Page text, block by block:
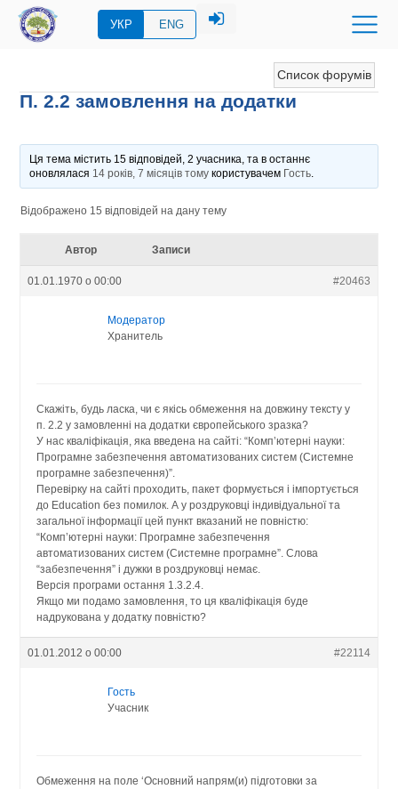
УКР ENG
Список форумів
П. 2.2 замовлення на додатки
Ця тема містить 15 відповідей, 2 учасника, та в останнє
оновлялася 14 років, 7 місяців томукористувачем Гость.
Відображено 15 відповідей на дану тему
Автор Записи
01.01.1970 о 00:00 #20463
Модератор
Хранитель
Скажіть, будь ласка, чи є якісь обмеження на довжину тексту у
п. 2.2 у замовленні на додатки європейського зразка?
У нас кваліфікація, яка введена на сайті: “Комп’ютерні науки:
Програмне забезпечення автоматизованих систем (Системне
програмне забезпечення)”.
Перевірку на сайті проходить, пакет формується і імпортується
до Education без помилок. А у роздруковці індивідуальної та
загальної інформації цей пункт вказаний не повністю:
“Комп’ютерні науки: Програмне забезпечення
автоматизованих систем (Системне програмне”. Слова
“забезпечення” і дужки в роздруковці немає.
Версія програми остання 1.3.2.4.
Якщо ми подамо замовлення, то ця кваліфікація буде
надрукована у додатку повністю?
01.01.2012 о 00:00 #22114
Гость
Учасник
Обмеження на поле ‘Основний напрям(и) підготовки за